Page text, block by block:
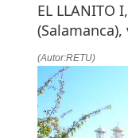
EL LLANITO
(Autor:RETU)